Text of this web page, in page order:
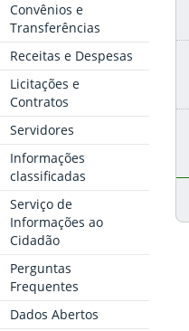
Convênios e
Transferências
Receitas e Despesas
Licitações e
Contratos
Servidores
Informações
classificadas
Serviço de
Informações ao
Cidadão
Perguntas
Frequentes
Dados Abertos